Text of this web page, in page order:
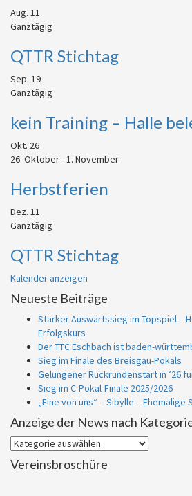
Aug. 11
Ganztägig
QTTR Stichtag
Sep. 19
Ganztägig
kein Training – Halle
Okt. 26
26. Oktober-1. November
Herbstferien
Dez. 11
Ganztägig
QTTR Stichtag
Kalender anzeigen
Neueste Beiträge
Starker Auswärtssieg im Topspiel –
Erfolgskurs
Der TTC Eschbach ist baden-
Sieg im Finale des Breisgau-Pokals
Gelungener Rückrundenstart in ’26
Sieg im C-Pokal-Finale 2025/2026
„Eine von uns“ – Sibylle – Ehemalige
Anzeige der News nach
Anzeige
News
Vereinsbroschüre